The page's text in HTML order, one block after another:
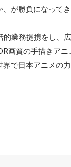
が勝負になってき
業務提携をし、
画質の手描きア
で日本アニメの